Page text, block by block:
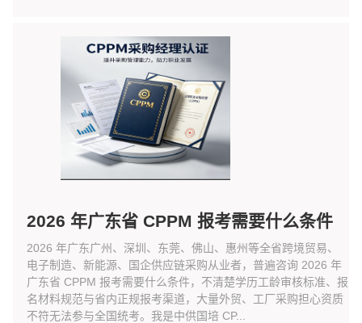
2026 年广东省 CPPM 报考需要什么条件
2026 年广东广州、深圳、东莞、佛山、惠州等全省跨境贸易、
电子制造、新能源、国企供应链采购从业者，普遍咨询 2026 年
广东省 CPPM 报考需要什么条件，不清楚学历工龄审核标准、报
名材料规范与省内正规报考渠道，大量外贸、工厂采购担心资质
不符无法参与全国统考。我是中供国培 CP...